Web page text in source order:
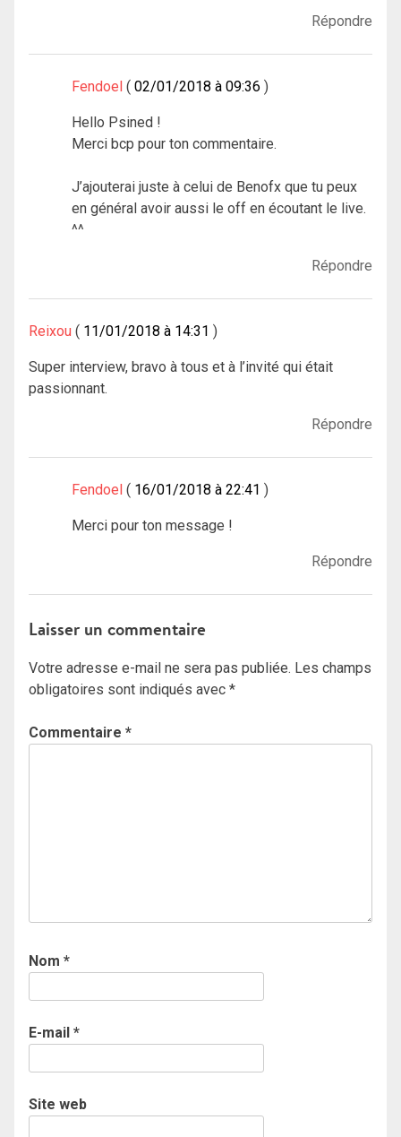
Répondre
Fendoel 02/01/2018 à 09:36
Hello Psined !
Merci bcp pour ton commentaire.
J’ajouterai juste à celui de Benofx que tu peux
en général avoir aussi le off en écoutant le live.
^^
Répondre
Reixou 11/01/2018 à 14:31
Super interview, bravo à tous et à l’invité qui était
passionnant.
Répondre
Fendoel 16/01/2018 à 22:41
Merci pour ton message !
Répondre
Laisser un commentaire
Votre adresse e-mail ne sera pas publiée. Les champs
obligatoires sont indiqués avec *
Commentaire *
Nom *
E-mail *
Site web